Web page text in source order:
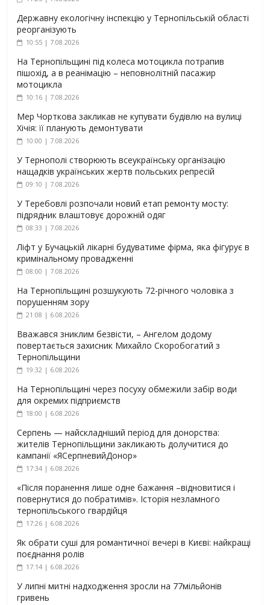
Державну екологічну інспекцію у Тернопільській області
реорганізують
10:55 | 7.08.2026
На Тернопільщині під колеса мотоцикла потрапив
пішохід, а в реанімацію – неповнолітній пасажир
мотоцикла
10:16 | 7.08.2026
Мер Чорткова закликав не купувати будівлю на вулиці
Хічія: її планують демонтувати
10:00 | 7.08.2026
У Тернополі створюють всеукраїнську організацію
нащадків українських жертв польських репресій
09:10 | 7.08.2026
У Теребовлі розпочали новий етап ремонту мосту:
підрядник влаштовує дорожній одяг
08:33 | 7.08.2026
Ліфт у Бучацькій лікарні будуватиме фірма, яка фігурує в
кримінальному провадженні
08:00 | 7.08.2026
На Тернопільщині розшукують 72-річного чоловіка з
порушенням зору
21:08 | 6.08.2026
Вважався зниклим безвісти, – Ангелом додому
повертається захисник Михайло Скоробогатий з
Тернопільщини
19:32 | 6.08.2026
На Тернопільщині через посуху обмежили забір води
для окремих підприємств
18:00 | 6.08.2026
Серпень — найскладніший період для донорства:
жителів Тернопільщини закликають долучитися до
кампанії «ЯСерпневийДонор»
17:34 | 6.08.2026
«Після поранення лише одне бажання –відновитися і
повернутися до побратимів». Історія незламного
тернопільського гвардійця
17:26 | 6.08.2026
Як обрати суші для романтичної вечері в Києві: найкращі
поєднання ролів
17:14 | 6.08.2026
У липні митні надходження зросли на 77мільйонів
гривень